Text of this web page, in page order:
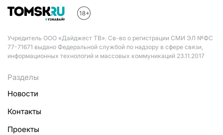
Учредитель ООО «Дайджест ТВ». Св-во о регистрации СМИ ЭЛ №ФС
77-71671 выдано Федеральной службой по надзору в сфере связи,
информационных технологий и массовых коммуникаций 23.11.2017
Разделы
Новости
Контакты
Проекты